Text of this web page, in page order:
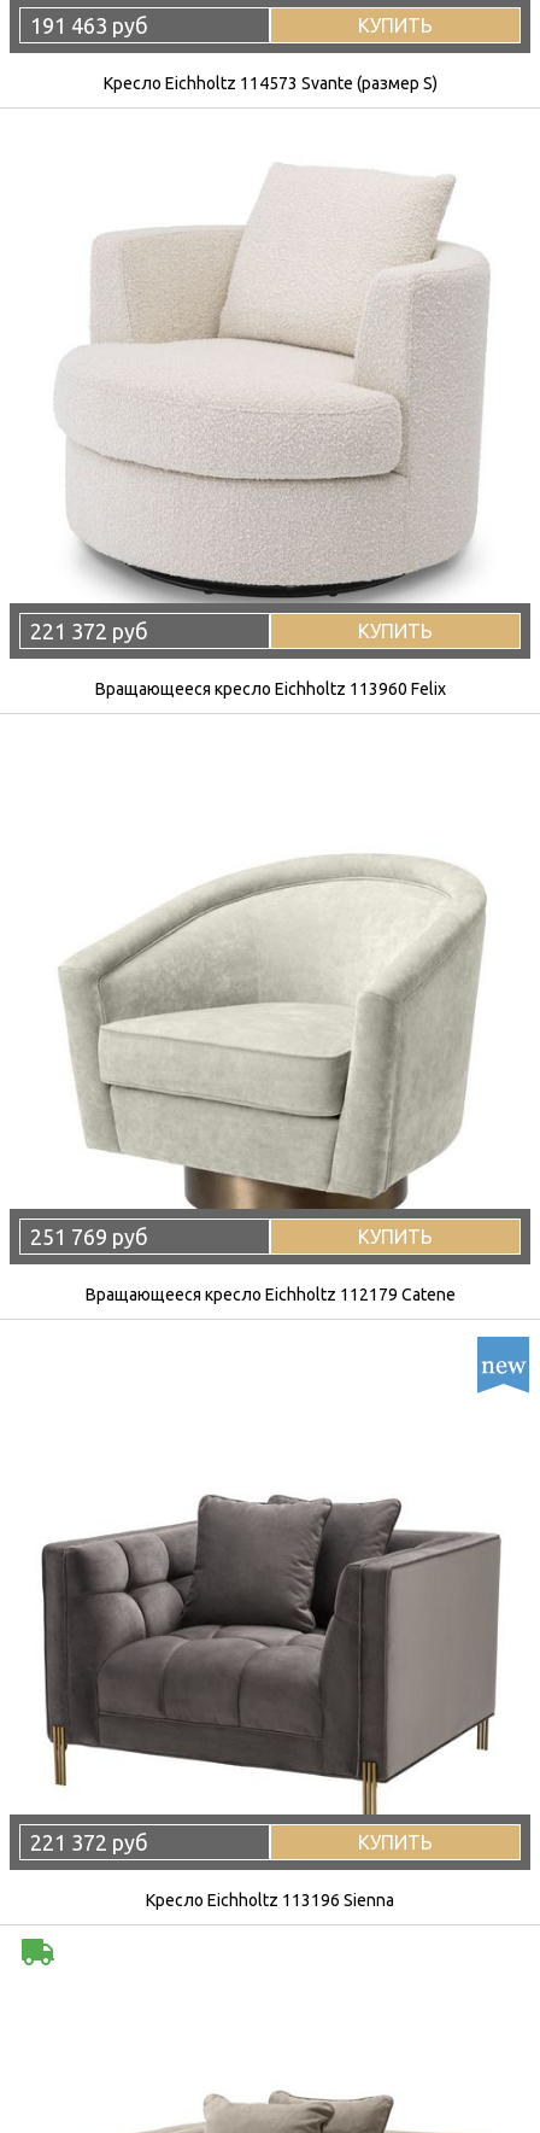
191 463 руб КУПИТЬ
Кресло Eichholtz 114573 Svante (размер S)
221 372 руб КУПИТЬ
Вращающееся кресло Eichholtz 113960 Felix
251 769 руб КУПИТЬ
Вращающееся кресло Eichholtz 112179 Catene
221 372 руб КУПИТЬ
Кресло Eichholtz 113196 Sienna